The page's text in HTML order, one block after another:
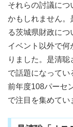
それらの討議に
かもしれません。
る茨城県財政に
イベント以外で何
りました。是清
で話題になって
前年度108パーセ
で注目を集めてい